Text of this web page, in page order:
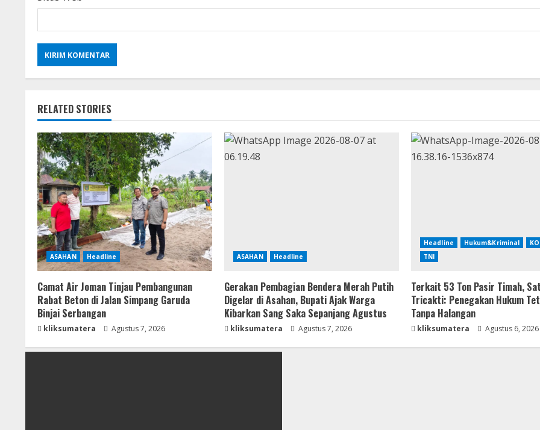
RELATED STORIES
ASAHAN Headline
Camat Air Joman Tinjau Pembangunan
Rabat Beton di Jalan Simpang Garuda
Binjai Serbangan
kliksumatera Agustus 7, 2026
ASAHAN Headline
Gerakan Pembagian Bendera Merah Putih
Digelar di Asahan, Bupati Ajak Warga
Kibarkan Sang Saka Sepanjang Agustus
kliksumatera Agustus 7, 2026
Headline Hukum&Kriminal
TNI
Terkait 53 Ton Pasir Timah,
Tricakti: Penegakan Hukum
Tanpa Halangan
kliksumatera Agustus 6, 2026